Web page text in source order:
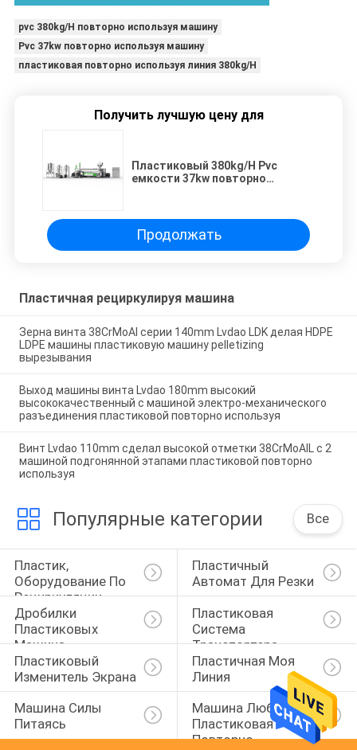
pvc 380kg/H повторно используя машину
Pvc 37kw повторно используя машину
пластиковая повторно используя линия 380kg/H
Получить лучшую цену для
Пластиковый 380kg/H Pvc
емкости 37kw повторно
Продолжать
Пластичная рециркулируя машина
Зерна винта 38CrMoAl серии 140mm Lvdao LDK делая HDPE
LDPE машины пластиковую машину pelletizing
вырезывания
Выход машины винта Lvdao 180mm высокий
высококачественный с машиной электро-механического
разъединения пластиковой повторно используя
Винт Lvdao 110mm сделал высокой отметки 38CrMoAIL с 2
машиной подгонянной этапами пластиковой повторно
используя
Популярные категории Все
Пластик,
Оборудование По
Рециркуляции
Пластичный
Автомат Для Резки
Дробилки
Пластиковых
Машина
Пластиковая
Система
Транспортера
Пластиковый
Изменитель Экрана
Пластичная Моя
Линия
Машина Силы
Питаясь
Машина Любимца
Пластиковая
Повторно